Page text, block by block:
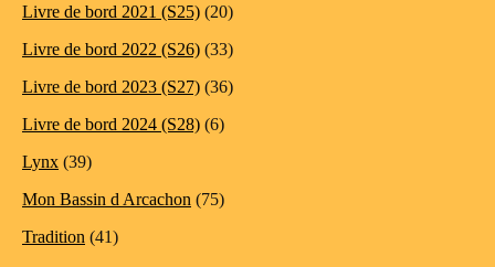
Livre de bord 2021 (S25) (20)
Livre de bord 2022 (S26) (33)
Livre de bord 2023 (S27) (36)
Livre de bord 2024 (S28) (6)
Lynx (39)
Mon Bassin d Arcachon (75)
Tradition (41)